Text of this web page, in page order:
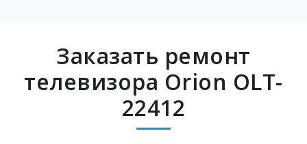
Заказать ремонт
телевизора Orion OLT-
22412